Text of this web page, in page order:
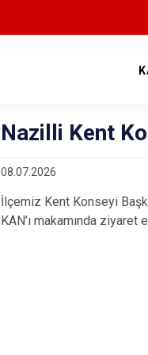
Nazilli Kent
08.07.2026
İlçemiz Kent Konseyi
KAN’ı makamında ziyaret